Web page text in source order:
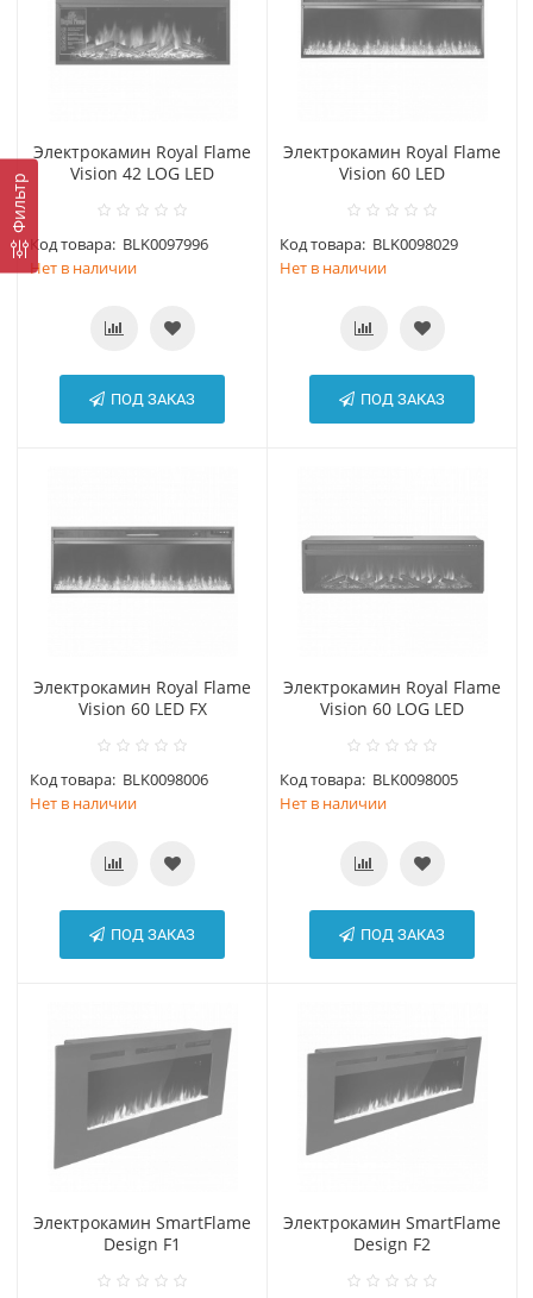
Фильтр
Электрокамин Royal Flame
Vision 42 LOG LED
Код товара: BLK0097996
Нет в наличии
ПОД ЗАКАЗ
Электрокамин Royal Flame
Vision 60 LED
Код товара: BLK0098029
Нет в наличии
ПОД ЗАКАЗ
Электрокамин Royal Flame
Vision 60 LED FX
Код товара: BLK0098006
Нет в наличии
ПОД ЗАКАЗ
Электрокамин Royal Flame
Vision 60 LOG LED
Код товара: BLK0098005
Нет в наличии
ПОД ЗАКАЗ
Электрокамин SmartFlame
Design F1
Электрокамин SmartFlame
Design F2